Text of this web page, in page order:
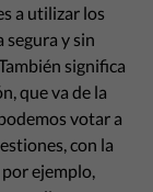
a utilizar los
segura y sin
significa
que va de la
votar a
con la
ejemplo,